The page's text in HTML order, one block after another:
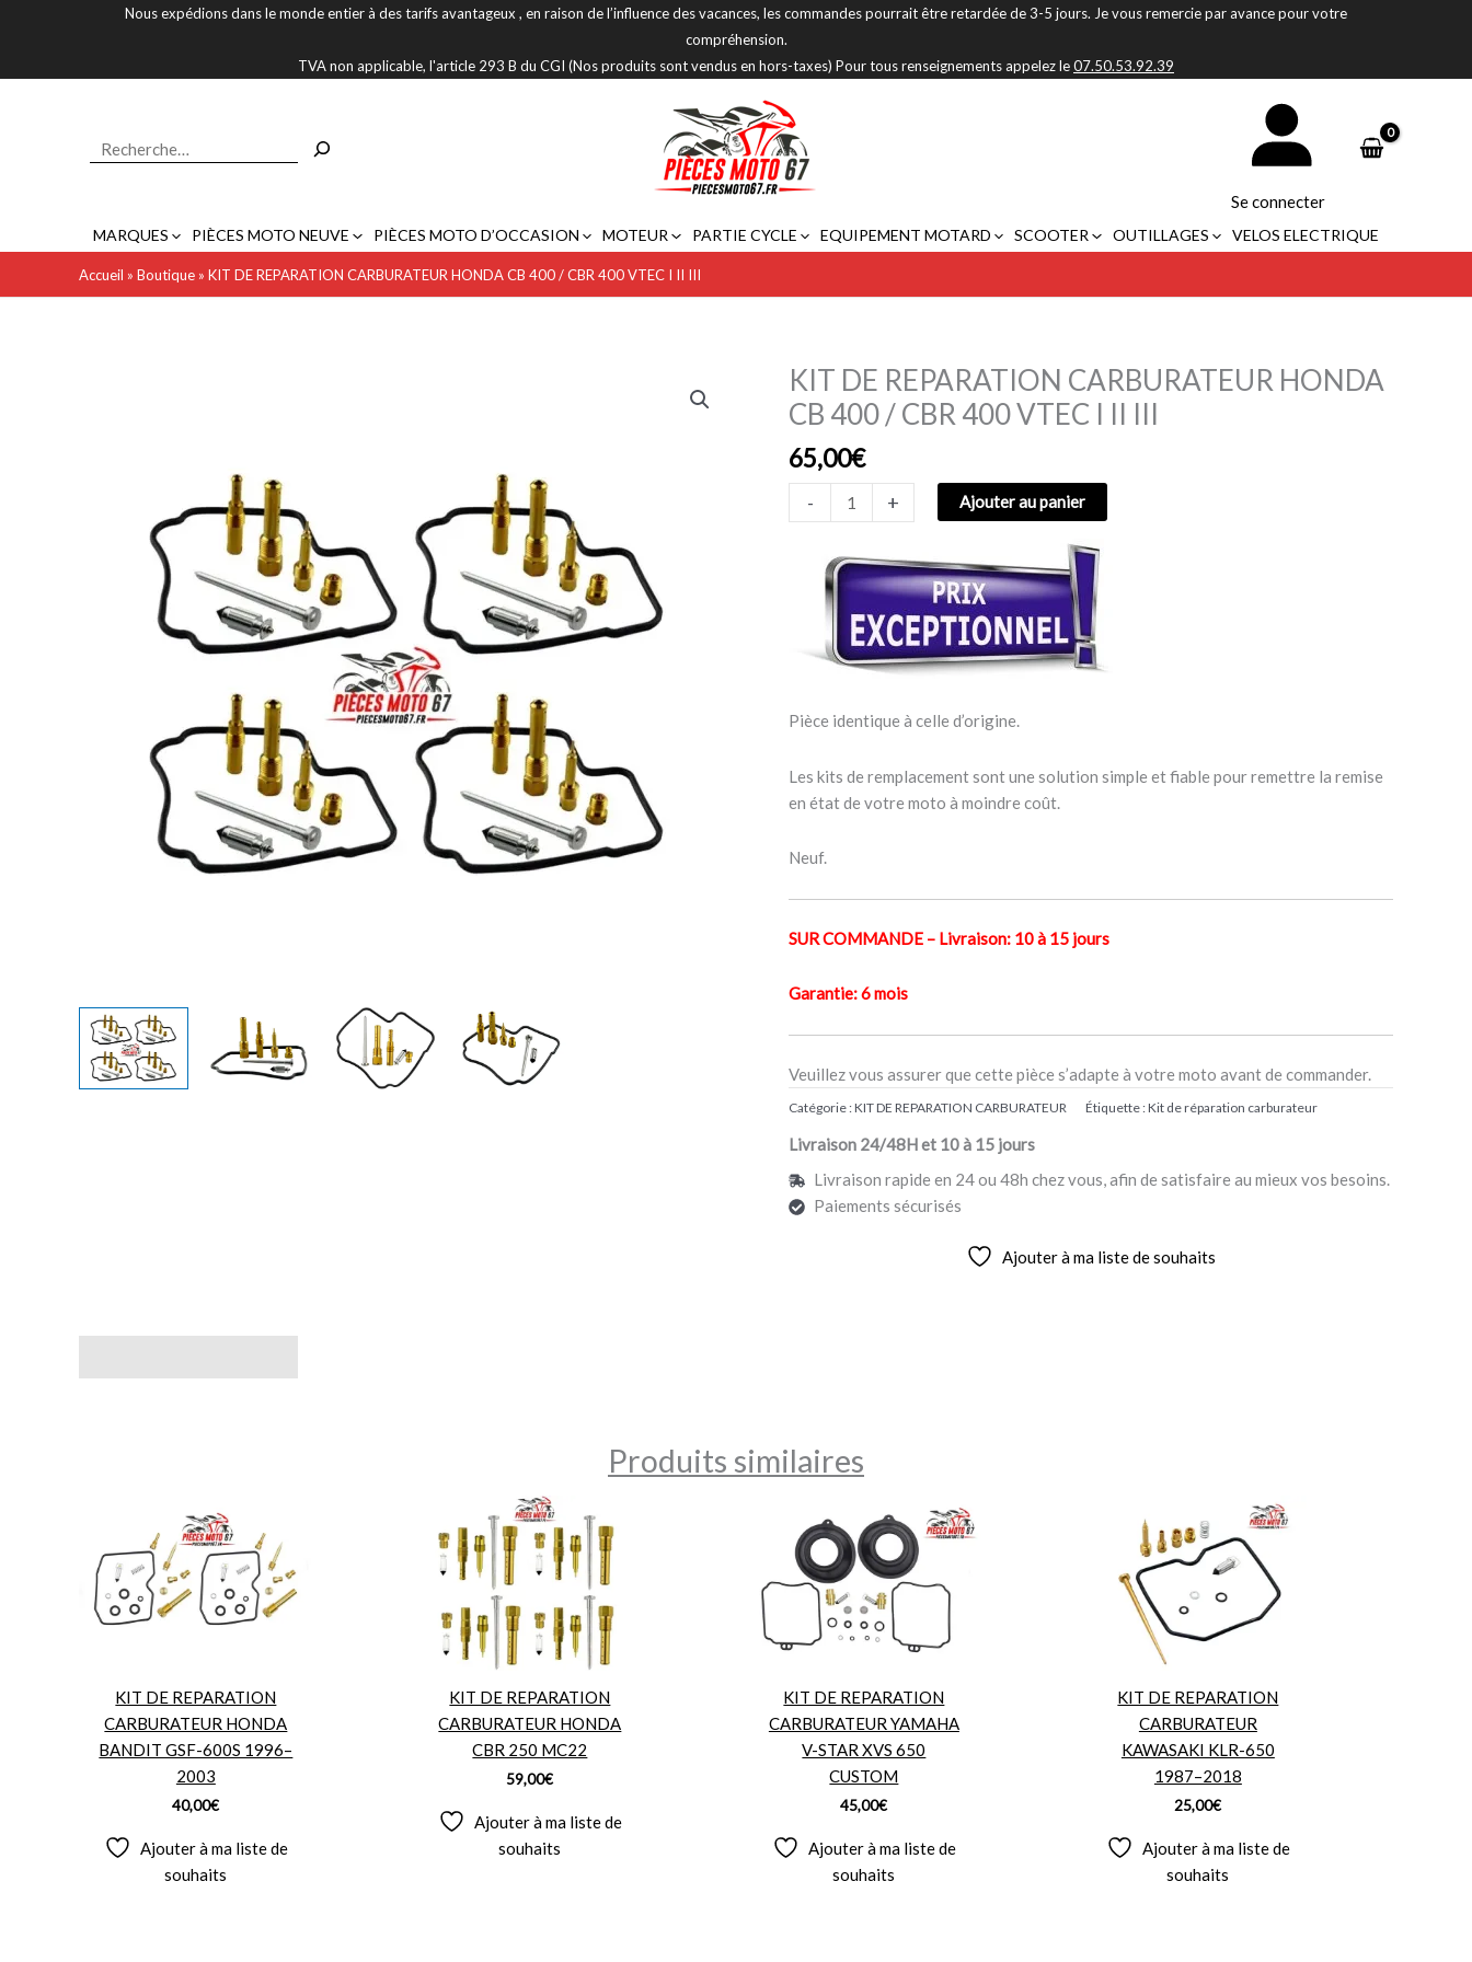
Nous expédions dans le monde entier à des tarifs avantageux , en raison de l’influence des vacances, les commandes pourrait être retardée de 3-5 jours. Je vous remercie par avance pour votre
compréhension.
TVA non applicable, l'article 293 B du CGI (Nos produits sont vendus en hors-taxes) Pour tous renseignements appelez le07.50.53.92.39
Se connecter
MARQUES PIÈCES MOTO NEUVE PIÈCES MOTO D’OCCASION MOTEUR PARTIE CYCLE EQUIPEMENT MOTARD SCOOTER OUTILLAGES VELOS ELECTRIQUE
Accueil » Boutique » KIT DE REPARATION CARBURATEUR HONDA CB 400 / CBR 400 VTEC I II III
KIT DE REPARATION CARBURATEUR HONDA
CB 400 / CBR 400 VTEC I II III
65,00€
-
quantité
de
KIT
DE
REPARATION
CARBURATEUR
I
III
+ Ajouter au panier
Pièce identique à celle d’origine.
Les kits de remplacement sont une solution simple et fiable pour remettre la remise
en état de votre moto à moindre coût.
Neuf.
SUR COMMANDE – Livraison: 10 à 15 jours
Garantie: 6 mois
Veuillez vous assurer que cette pièce s’adapte à votre moto avant de commander.
Catégorie :KIT DE REPARATION CARBURATEUR Étiquette :Kit de réparation carburateur
Livraison 24/48H et 10 à 15 jours
Livraison rapide en 24 ou 48h chez vous, afin de satisfaire au mieux vos besoins.
Paiements sécurisés
Ajouter à ma liste de souhaits
Produits similaires
KIT DE REPARATION
CARBURATEUR HONDA
BANDIT GSF-600S 1996–
2003
40,00€
Ajouter à ma liste de
souhaits
KIT DE REPARATION
CARBURATEUR HONDA
CBR 250 MC22
59,00€
Ajouter à ma liste de
souhaits
KIT DE REPARATION
CARBURATEUR YAMAHA
V-STAR XVS 650
CUSTOM
45,00€
Ajouter à ma liste de
souhaits
KIT DE REPARATION
CARBURATEUR
KAWASAKI KLR-650
1987–2018
25,00€
Ajouter à ma liste de
souhaits